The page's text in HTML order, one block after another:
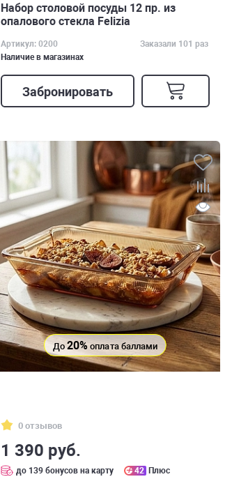
Набор столовой посуды 12 пр. из
опалового стекла Felizia
Артикул: 0200
Заказали 101 раз
Наличие в магазинах
Забронировать
До20% оплата баллами
0 отзывов
1 390 руб.
до 139 бонусов на карту 42 Плюс